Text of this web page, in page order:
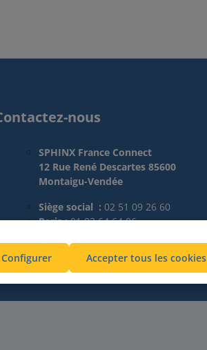
nous
SPHINX France Connect
12 Rue René Descartes 85600
Montaigu-Vendée
Siège social : 02 51 09 26 60
Paris :01 83 64 64 06
Configurer Accepter tous les cookies